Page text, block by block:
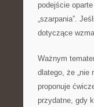
podejście
„szarpania”.
dotyczące
Ważnym
dlatego, że „nie
proponuje
przydatne, gdy